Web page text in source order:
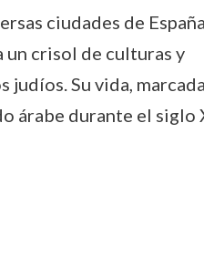
ciudades de
un crisol de culturas y
Su vida,
árabe durante el siglo